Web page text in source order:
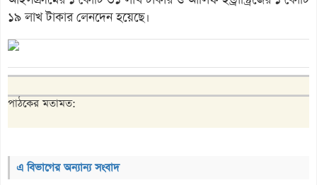
১৯ লাখ টাকার লেনদেন হয়েছে।
পাঠকের মতামত:
এ বিভাগের অন্যান্য সংবাদ